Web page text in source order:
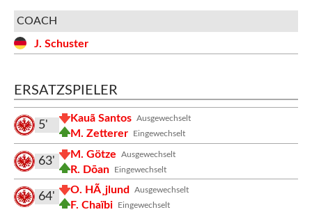
COACH
J. Schuster
ERSATZSPIELER
Ausgewechselt
Kauã Santos
Eingewechselt
M. Zetterer
5'
Ausgewechselt
M. Götze
Eingewechselt
R. Dōan
63'
Ausgewechselt
O. HÃ¸jlund
Eingewechselt
F. Chaïbi
64'